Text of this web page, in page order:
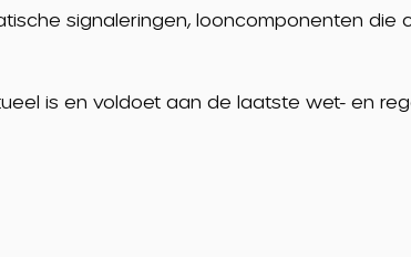
signaleringen, looncomponenten die
is en voldoet aan de laatste wet- en